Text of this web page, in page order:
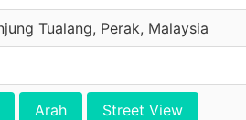
Tualang, Perak, Malaysia
Arah Street View